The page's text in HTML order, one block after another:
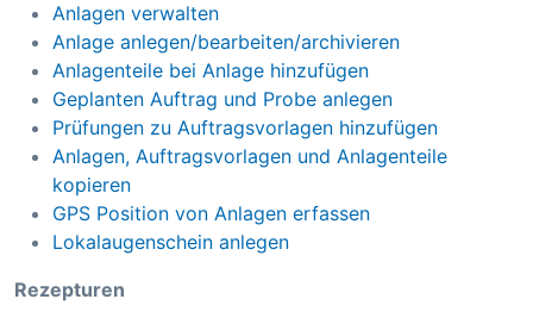
Anlagen verwalten
Anlage anlegen/bearbeiten/archivieren
Anlagenteile bei Anlage hinzufügen
Geplanten Auftrag und Probe anlegen
Prüfungen zu Auftragsvorlagen hinzufügen
Anlagen, Auftragsvorlagen und Anlagenteile
kopieren
GPS Position von Anlagen erfassen
Lokalaugenschein anlegen
Rezepturen